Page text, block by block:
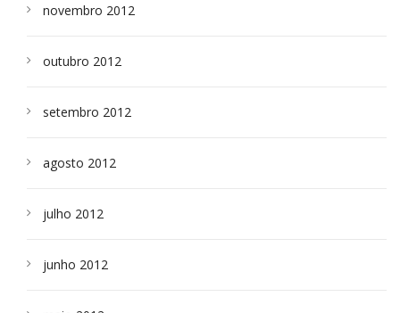
novembro 2012
outubro 2012
setembro 2012
agosto 2012
julho 2012
junho 2012